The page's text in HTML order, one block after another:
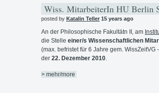
Wiss. MitarbeiterIn HU Berlin
posted by Katalin Teller 15 years ago
An der Philosophische Fakultätn II, am
die Stelle einer/s Wissenschaftlichen
(max. befristet für 6 Jahre gem.
der 22. Dezember 2010
> mehr/more